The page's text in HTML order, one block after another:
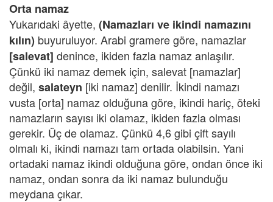
Orta namaz
Yukarıdaki âyette, (Namazları ve ikindi namazını
kılın) buyuruluyor. Arabi gramere göre, namazlar
[salevat] denince, ikiden fazla namaz anlaşılır.
Çünkü iki namaz demek için, salevat [namazlar]
değil, salateyn [iki namaz] denilir. İkindi namazı
vusta [orta] namaz olduğuna göre, ikindi hariç, öteki
namazların sayısı iki olamaz, ikiden fazla olması
gerekir. Üç de olamaz. Çünkü 4,6 gibi çift sayılı
olmalı ki, ikindi namazı tam ortada olabilsin. Yani
ortadaki namaz ikindi olduğuna göre, ondan önce iki
namaz, ondan sonra da iki namaz bulunduğu
meydana çıkar.